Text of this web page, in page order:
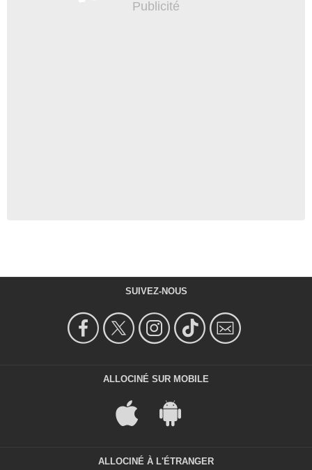
SUIVEZ-NOUS
ALLOCINÉ SUR MOBILE
ALLOCINÉ À L'ÉTRANGER